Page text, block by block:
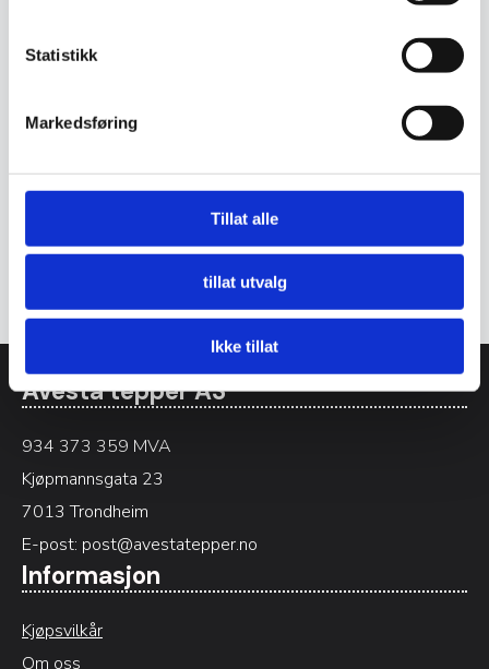
Statistikk
Markedsføring
Tillat alle
tillat utvalg
Ikke tillat
Omtaler (0)
Omtaler
Det er ingen omtaler ennå.
Bli den første til å omtale «VERONA 102»
for å legge inn en omtale.
Avesta tepper AS
934 373 359 MVA
Kjøpmannsgata 23
7013 Trondheim
E-post: post@avestatepper.no
Informasjon
Kjøpsvilkår
Om oss